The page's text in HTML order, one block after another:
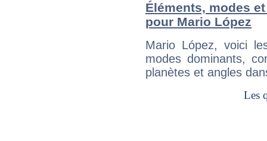
Éléments, modes
pour Mario López
Mario López, voici
modes dominants,
planètes et angles